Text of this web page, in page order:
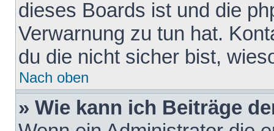
dieses Boards ist und die
Verwarnung zu tun hat.
du die nicht sicher bist,
Nach oben
» Wie kann ich Beiträge